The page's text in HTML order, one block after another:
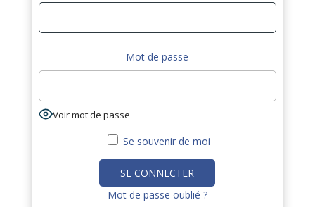
Mot de passe
Voir mot de passe
Se souvenir de moi
Mot de passe oublié ?